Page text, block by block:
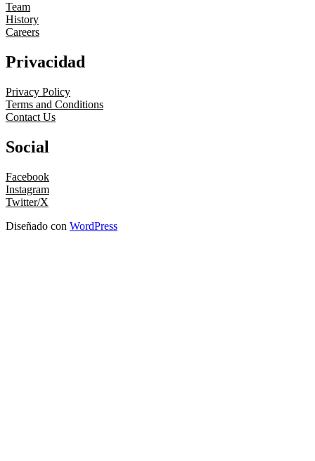
Team
History
Careers
Privacidad
Privacy Policy
Terms and Conditions
Contact Us
Social
Facebook
Instagram
Twitter/X
Diseñado con WordPress